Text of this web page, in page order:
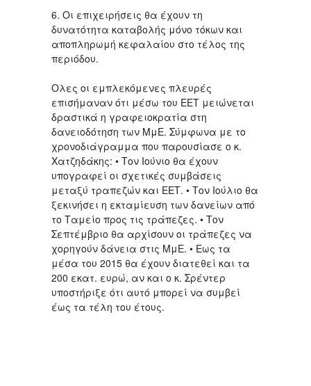
6. Οι επιχειρήσεις θα έχουν τη
δυνατότητα καταβολής μόνο τόκων και
αποπληρωμή κεφαλαίου στο τέλος της
περιόδου.
Ολες οι εμπλεκόμενες πλευρές
επισήμαναν ότι μέσω του ΕΕΤ μειώνεται
δραστικά η γραφειοκρατία στη
δανειοδότηση των ΜμΕ. Σύμφωνα με το
χρονοδιάγραμμα που παρουσίασε ο κ.
Χατζηδάκης: • Τον Ιούνιο θα έχουν
υπογραφεί οι σχετικές συμβάσεις
μεταξύ τραπεζών και ΕΕΤ. • Τον Ιούλιο θα
ξεκινήσει η εκταμίευση των δανείων από
το Ταμείο προς τις τράπεζες. • Τον
Σεπτέμβριο θα αρχίσουν οι τράπεζες να
χορηγούν δάνεια στις ΜμΕ. • Εως τα
μέσα του 2015 θα έχουν διατεθεί και τα
200 εκατ. ευρώ, αν και ο κ. Σρέντερ
υποστήριξε ότι αυτό μπορεί να συμβεί
έως τα τέλη του έτους.